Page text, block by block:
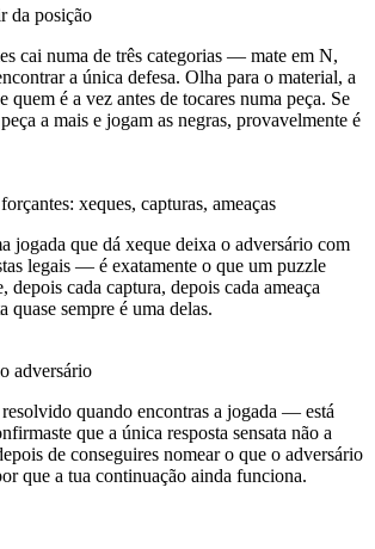
da posição
cai numa de três categorias — mate em N,
a única defesa. Olha para o material, a
quem é a vez antes de tocares numa peça. Se
a mais e jogam as negras, provavelmente é
xeques, capturas, ameaças
jogada que dá xeque deixa o adversário com
legais — é exatamente o que um puzzle
depois cada captura, depois cada ameaça
quase sempre é uma delas.
adversário
quando encontras a jogada — está
que a única resposta sensata não a
de conseguires nomear o que o adversário
que a tua continuação ainda funciona.